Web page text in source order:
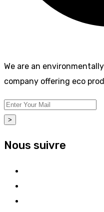
We are an
company offering eco
>
Nous suivre